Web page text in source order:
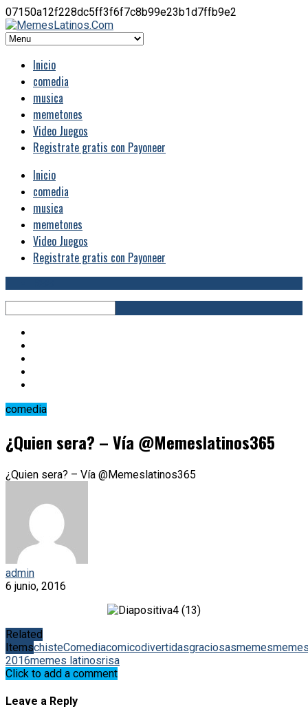
07150a12f228dc5ff3f6f7c8b99e23b1d7ffb9e2
Inicio
comedia
musica
memetones
Video Juegos
Registrate gratis con Payoneer
Inicio
comedia
musica
memetones
Video Juegos
Registrate gratis con Payoneer
comedia
¿Quien sera? – Vía @Memeslatinos365
¿Quien sera? – Vía @Memeslatinos365
admin
6 junio, 2016
Related
ItemschisteComediacomicodivertidasgraciosasmemes
2016memes latinosrisa
Click to add a comment
Leave a Reply